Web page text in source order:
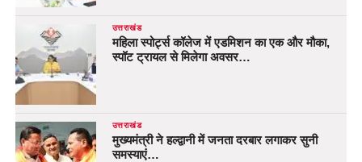
उत्तराखंड
महिला स्पोर्ट्स कॉलेज में एडमिशन का एक और मौका,
स्पॉट ट्रायल से मिलेगा अवसर…
उत्तराखंड
मुख्यमंत्री ने हल्द्वानी में जनता दरबार लगाकर सुनी
समस्याएं…